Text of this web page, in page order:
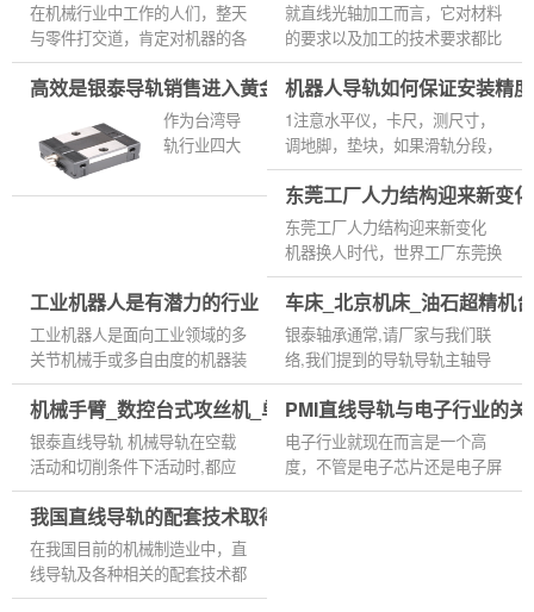
在机械行业中工作的人们，整天
与零件打交道，肯定对机器的各
个部件都有着透彻的理解，只要
是机器发出一点异常的声音肯定
就会知道是哪一个部件出现...
就直线光轴加工而言，它对材料
的要求以及加工的技术要求都比
较高。正因为如此，它将对线性
光轴的质量及其使用寿命产生更
直接的影响。正是由于这一...
高效是银泰导轨销售进入黄金期
作为台湾导
轨行业四大
的银泰导轨
呈斜坡线向
上增长，去
年的销售趋
势是壮观
的。那是什
么使得银泰
有如此高...
机器人导轨如何保证安装精度
1注意水平仪，卡尺，测尺寸，
调地脚，垫块，如果滑轨分段，
滑轨接口的加工，用激光准直仪
测量直线度 2主要看机加工精度
保证。这个跟你的运动速度，...
东莞工厂人力结构迎来新变化
东莞工厂人力结构迎来新变化
机器换人时代，世界工厂东莞换
上的是拥有国际职业资格认证的
大学生蓝白领。以高技能、高学
历为特征的新产业工人，与机...
工业机器人是有潜力的行业
工业机器人是面向工业领域的多
关节机械手或多自由度的机器装
置，它能自动执行工作，是靠自
身动力和控制能力来实现各种功
能的一种机器。从这两个定...
车床_北京机床_油石超精机
银泰轴承通常,请厂家与我们联
络,我们提到的导轨导轨主轴导
轨、机床指滚珠螺杆导轨。 开
展的数控技术,复合、高速度、
智能、精细、导轨已成为机床行
业...
机械手臂_数控台式攻丝机_单柱立式车床台湾银泰PMI线性
银泰直线导轨 机械导轨在空载
活动和切削条件下活动时,都应
具有满足的导向精度,保证导轨
活动的精确度,这是保证导轨使
命质量的条件。影响导向精度的
首...
PMI直线导轨与电子行业的关
电子行业就现在而言是一个高
度，不管是电子芯片还是电子屏
幕或者电子集成器，都是我们耳
我国直线导轨的配套技术取得很大进步
在我国目前的机械制造业中，直
线导轨及各种相关的配套技术都
取得了很大的进步。越来越多的